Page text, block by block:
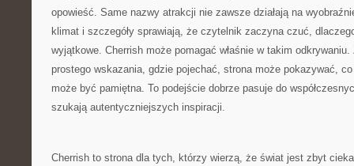
opowieść. Same nazwy atrakcji nie zawsze działają na
klimat i szczegóły sprawiają, że czytelnik zaczyna czuć,
wyjątkowe. Cherrish może pomagać właśnie w takim
prostego wskazania, gdzie pojechać, strona może pokazywać,
może być pamiętna. To podejście dobrze pasuje do
szukają autentyczniejszych inspiracji.
Cherrish to strona dla tych, którzy wierzą, że świat jest zbyt